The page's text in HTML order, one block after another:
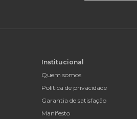
Institucional
Quem somos
Política de privacidade
Garantia de satisfação
Manifesto